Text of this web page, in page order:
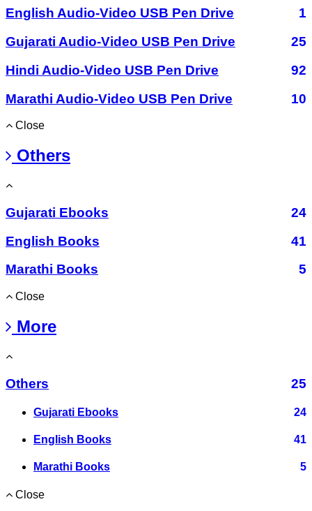
English Audio-Video USB Pen Drive
1
Gujarati Audio-Video USB Pen Drive
25
Hindi Audio-Video USB Pen Drive
92
Marathi Audio-Video USB Pen Drive
10
Close
Others
Gujarati Ebooks
24
English Books
41
Marathi Books
5
Close
More
Others 25
Gujarati Ebooks 24
English Books 41
Marathi Books 5
Close